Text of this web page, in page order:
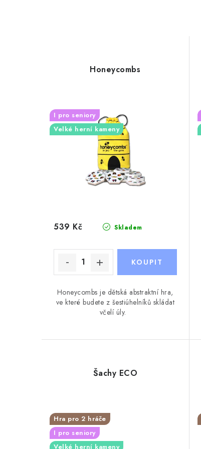
Honeycombs
I pro seniory
Velké herní kameny
Skladem
539 Kč
Honeycombs je dětská abstraktní hra,
ve které budete z šestiúhelníků skládat
včelí úly.
Šachy ECO
Hra pro 2 hráče
I pro seniory
Velké herní kameny